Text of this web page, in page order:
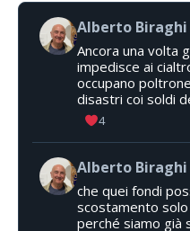
Alberto Biraghi
Ancora una volta
impedisce ai
occupano
disastri coi soldi
4
Alberto Biraghi
che quei fondi
scostamento
perché siamo già